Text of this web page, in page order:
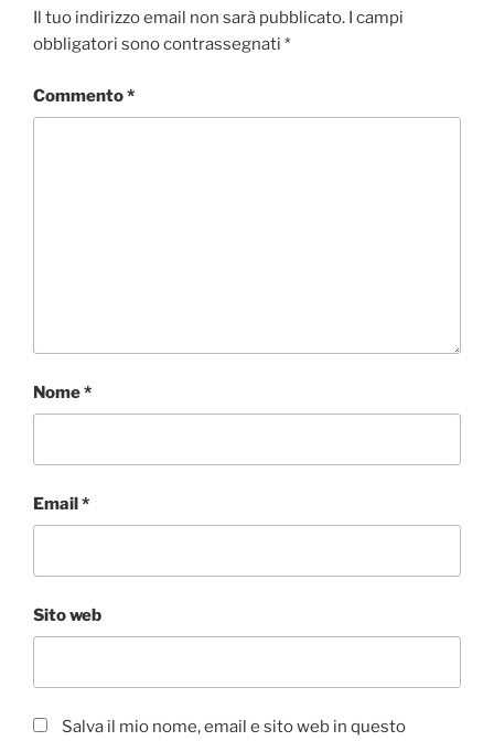
Il tuo indirizzo email non sarà pubblicato. I campi
obbligatori sono contrassegnati *
Commento*
Nome*
Email*
Sito web
Salva il mio nome, email e sito web in questo